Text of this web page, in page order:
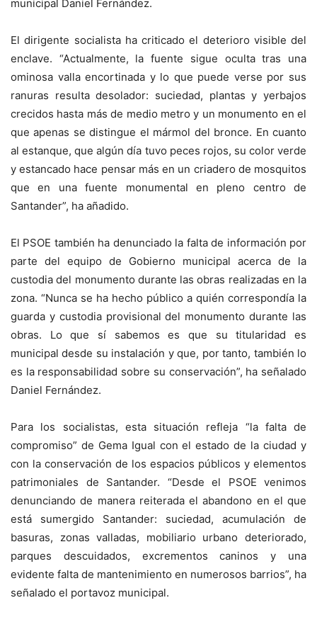
municipal Daniel Fernández.
El dirigente socialista ha criticado el deterioro visible del
enclave. “Actualmente, la fuente sigue oculta tras una
ominosa valla encortinada y lo que puede verse por sus
ranuras resulta desolador: suciedad, plantas y yerbajos
crecidos hasta más de medio metro y un monumento en el
que apenas se distingue el mármol del bronce. En cuanto
al estanque, que algún día tuvo peces rojos, su color verde
y estancado hace pensar más en un criadero de mosquitos
que en una fuente monumental en pleno centro de
Santander”, ha añadido.
El PSOE también ha denunciado la falta de información por
parte del equipo de Gobierno municipal acerca de la
custodia del monumento durante las obras realizadas en la
zona. “Nunca se ha hecho público a quién correspondía la
guarda y custodia provisional del monumento durante las
obras. Lo que sí sabemos es que su titularidad es
municipal desde su instalación y que, por tanto, también lo
es la responsabilidad sobre su conservación”, ha señalado
Daniel Fernández.
Para los socialistas, esta situación refleja “la falta de
compromiso” de Gema Igual con el estado de la ciudad y
con la conservación de los espacios públicos y elementos
patrimoniales de Santander. “Desde el PSOE venimos
denunciando de manera reiterada el abandono en el que
está sumergido Santander: suciedad, acumulación de
basuras, zonas valladas, mobiliario urbano deteriorado,
parques descuidados, excrementos caninos y una
evidente falta de mantenimiento en numerosos barrios”, ha
señalado el portavoz municipal.